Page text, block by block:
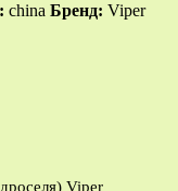
china Бренд: Viper
Viper